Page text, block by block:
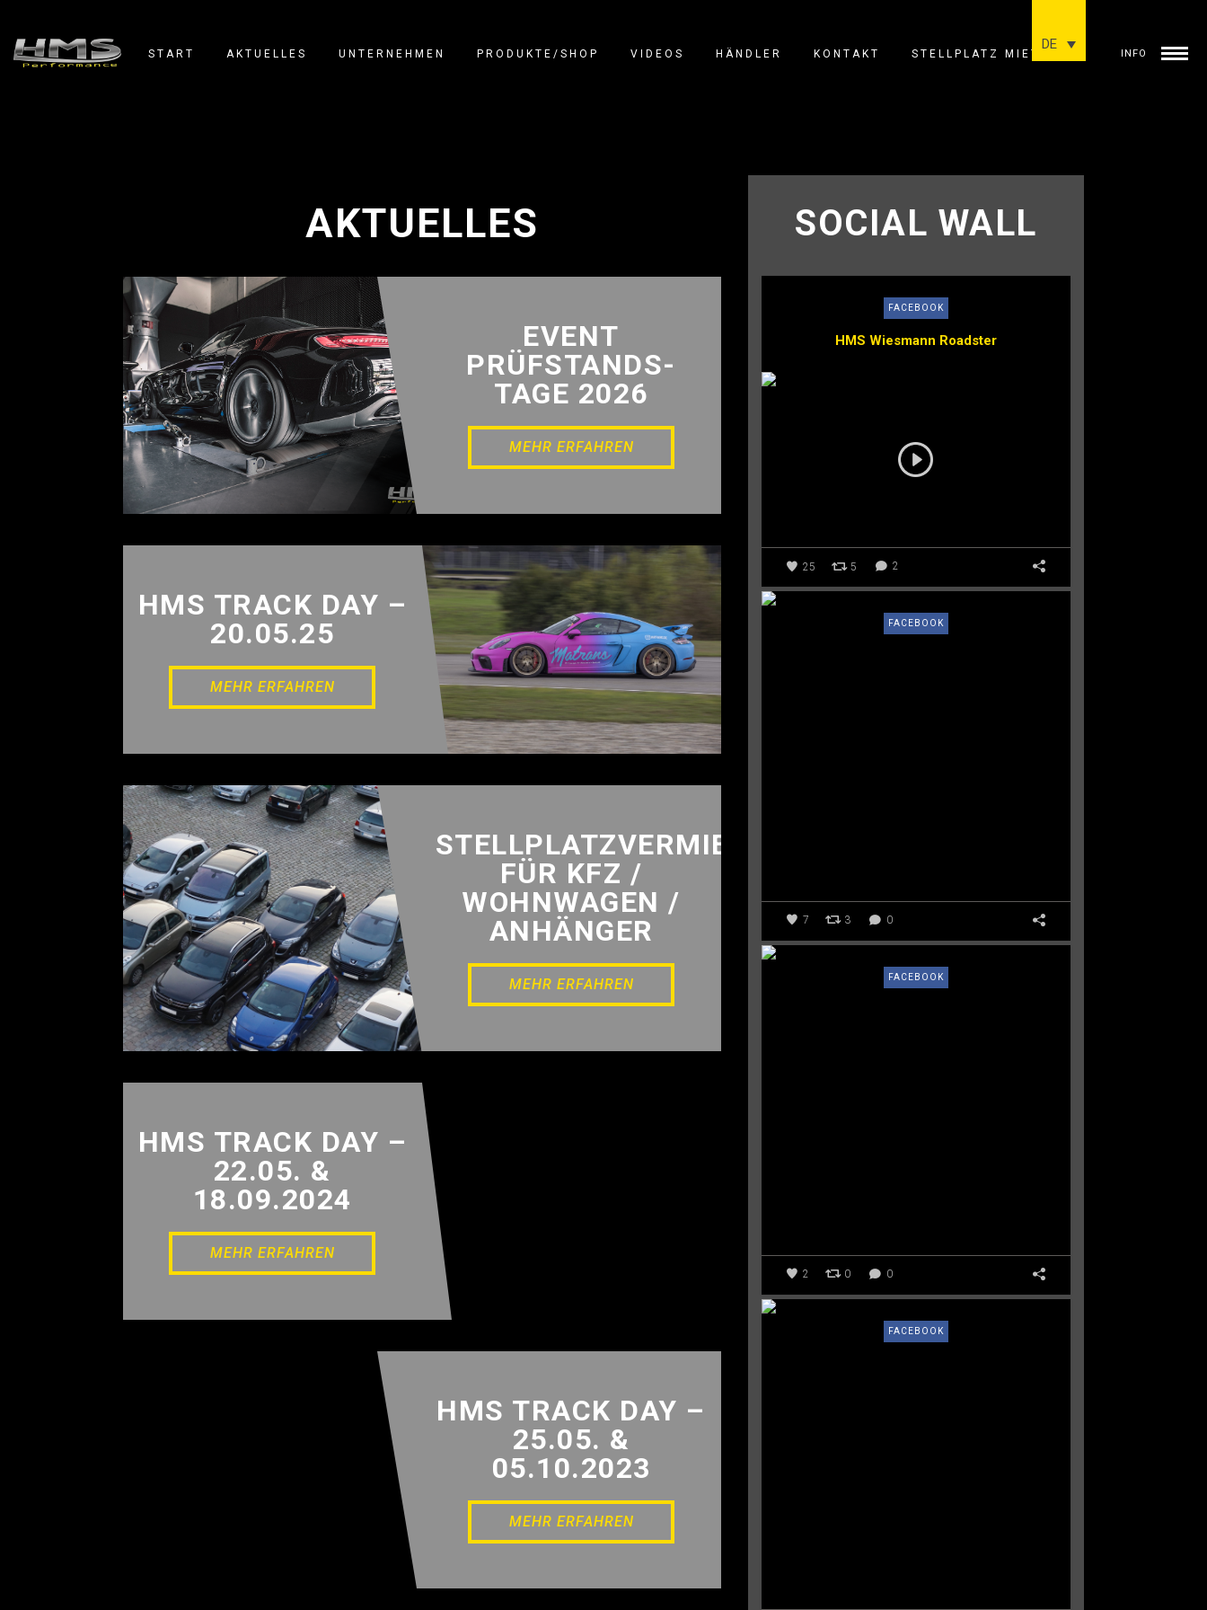
START AKTUELLES UNTERNEHMEN PRODUKTE/SHOP VIDEOS HÄNDLER KONTAKT STELLPLATZ MIETEN
DE
INFO
AKTUELLES
EVENT
PRÜFSTANDS-
TAGE 2026
MEHR ERFAHREN
HMS TRACK DAY –
20.05.25
MEHR ERFAHREN
STELLPLATZVERMIETUNG
FÜR KFZ /
WOHNWAGEN /
ANHÄNGER
MEHR ERFAHREN
HMS TRACK DAY –
22.05. &
18.09.2024
MEHR ERFAHREN
HMS TRACK DAY –
25.05. &
05.10.2023
MEHR ERFAHREN
SOCIAL WALL
HMS Wiesmann Roadster
FACEBOOK
25 5 2
FACEBOOK
7 3 0
FACEBOOK
2 0 0
FACEBOOK